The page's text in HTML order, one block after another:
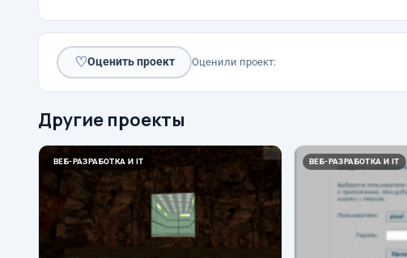
♡Оценить проект Оценили проект:
Другие проекты
ВЕБ-РАЗРАБОТКА И IT ВЕБ-РАЗРАБОТКА И IT